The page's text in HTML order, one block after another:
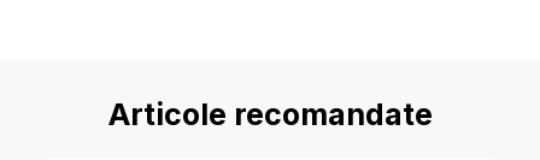
Articole recomandate